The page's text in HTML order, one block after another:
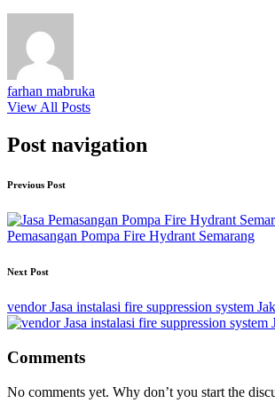
farhan mabruka
View All Posts
Post navigation
Previous Post
Pemasangan Pompa Fire Hydrant Semarang
Next Post
vendor Jasa instalasi fire suppression system
Comments
No comments yet. Why don’t you start the